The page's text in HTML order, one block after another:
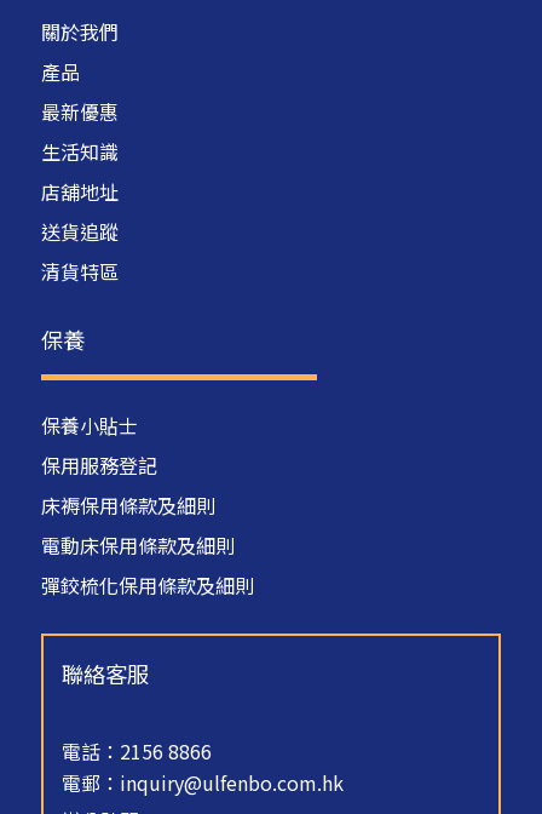
關於我們
產品
最新優惠
生活知識
店舖地址
送貨追蹤
清貨特區
保養
保養小貼士
保用服務登記
床褥保用條款及細則
電動床保用條款及細則
彈鉸梳化保用條款及細則
聯絡客服
電話：2156 8866
電郵： inquiry@ulfenbo.com.hk